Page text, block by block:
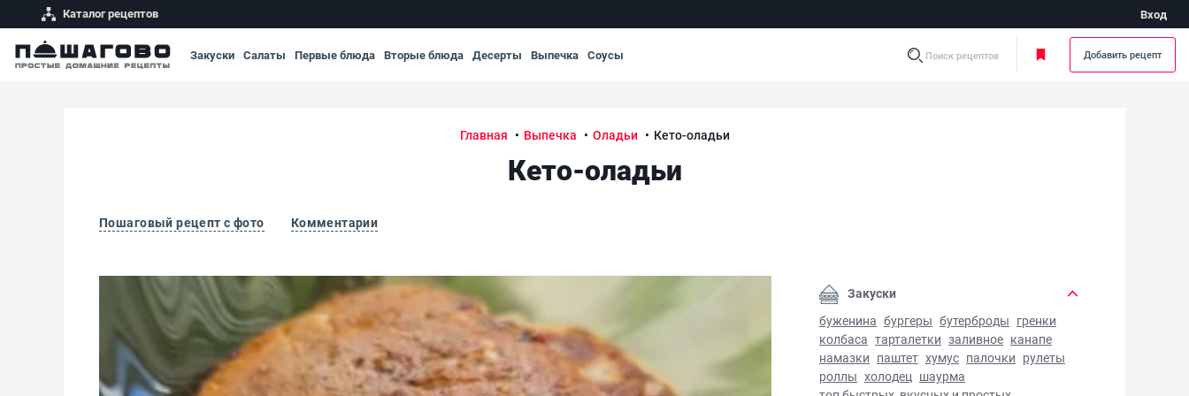
Каталог рецептов Вход
Закуски Салаты Первые блюда Вторые блюда Десерты Выпечка Соусы Поиск рецептов Добавить рецепт
Главная Выпечка Оладьи Кето-оладьи
Кето-оладьи
Пошаговый рецепт с фото Комментарии
Кето-оладьи Кето-оладьи - фото готового блюда
Закуски
буженина бургеры бутерброды гренки
колбаса тарталетки заливное канапе
намазки паштет хумус палочки рулеты
роллы холодец шаурма